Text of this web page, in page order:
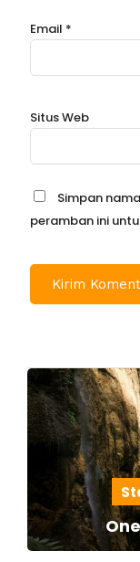
Email *
Situs Web
Simpan
peramban ini